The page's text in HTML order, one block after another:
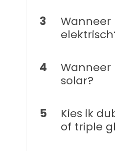
3
Wanneer
4
Wanneer
solar?
5
Kies ik
of triple